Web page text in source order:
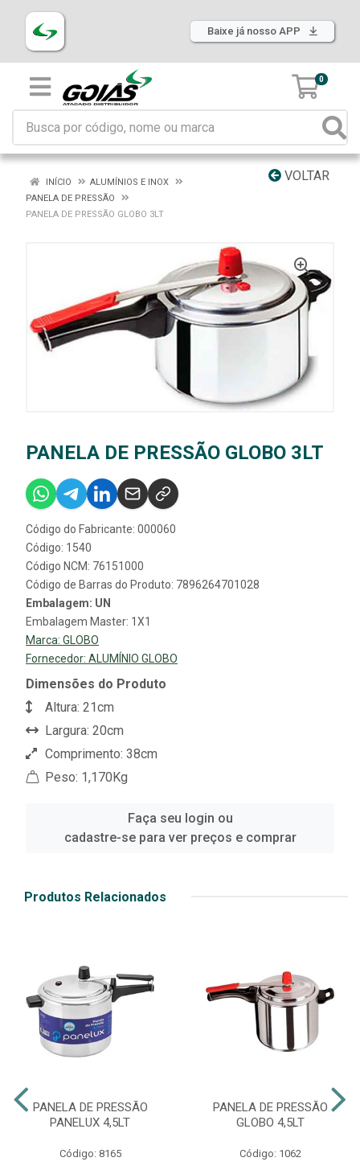
Baixe já nosso APP
0
VOLTAR
INÍCIO
ALUMÍNIOS E INOX
PANELA DE PRESSÃO
PANELA DE PRESSÃO GLOBO 3LT
PANELA DE PRESSÃO GLOBO 3LT
Código do Fabricante: 000060
Código: 1540
Código NCM: 76151000
Código de Barras do Produto: 7896264701028
Embalagem: UN
Embalagem Master: 1X1
Marca: GLOBO
Fornecedor: ALUMÍNIO GLOBO
Dimensões do Produto
Altura: 21cm
Largura: 20cm
Comprimento: 38cm
Peso: 1,170Kg
Faça seu login ou
cadastre-se para ver preços e comprar
Produtos Relacionados
PANELA DE PRESSÃO
PANELUX 4,5LT
Código: 8165
PANELA DE PRESSÃO
GLOBO 4,5LT
Código: 1062